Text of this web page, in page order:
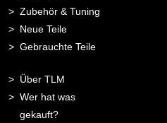
Zubehör & Tuning
Neue Teile
Gebrauchte Teile
Über TLM
Wer hat was
gekauft?